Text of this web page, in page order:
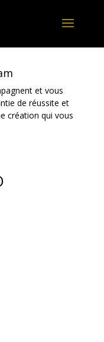
et vous
de réussite et
création qui vous